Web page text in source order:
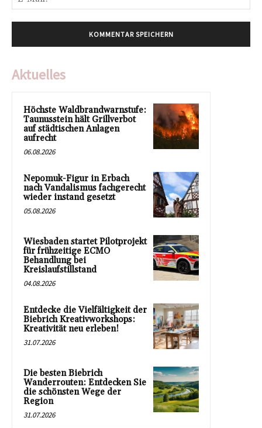
Aktuelles
Höchste Waldbrandwarnstufe:
Taunusstein hält Grillverbot
auf städtischen Anlagen
aufrecht
06.08.2026
Nepomuk-Figur in Erbach
nach Vandalismus fachgerecht
wieder instand gesetzt
05.08.2026
Wiesbaden startet Pilotprojekt
für frühzeitige ECMO
Behandlung bei
Kreislaufstillstand
04.08.2026
Entdecke die Vielfältigkeit der
Biebrich Kreativworkshops:
Kreativität neu erleben!
31.07.2026
Die besten Biebrich
Wanderrouten: Entdecken Sie
die schönsten Wege der
Region
31.07.2026